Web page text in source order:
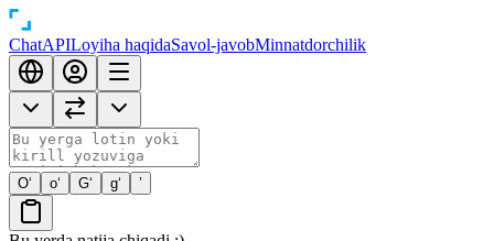
ChatAPILoyiha haqidaSavol-javobMinnatdorchilik
O‘ o‘ G‘ g‘ ’